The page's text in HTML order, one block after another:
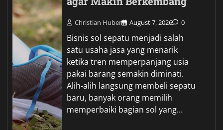
Christian Huber August 7, 2026 0
Bisnis sol sepatu menjadi salah
satu usaha jasa yang menarik
ketika tren memperpanjang usia
pakai barang semakin diminati.
Alih-alih langsung membeli sepatu
baru, banyak orang memilih
memperbaiki bagian sol yang…